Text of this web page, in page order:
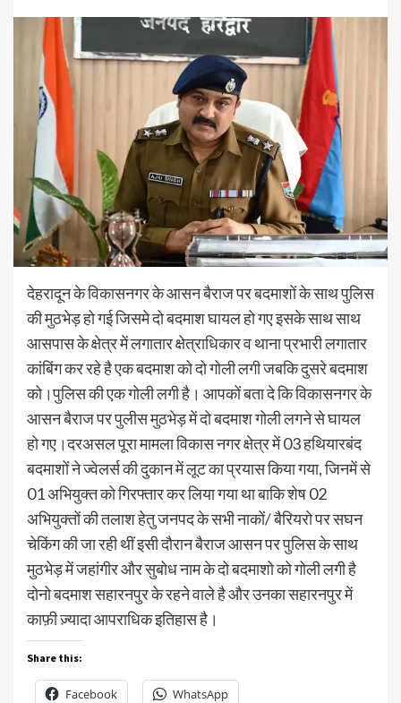
देहरादून के विकासनगर के आसन बैराज पर बदमाशों के साथ पुलिस
की मुठभेड़ हो गई जिसमे दो बदमाश घायल हो गए इसके साथ साथ
आसपास के क्षेत्र में लगातार क्षेत्राधिकार व थाना प्रभारी लगातार
कांबिंग कर रहे है एक बदमाश को दो गोली लगी जबकि दुसरे बदमाश
को।पुलिस की एक गोली लगी है। आपकों बता दे कि विकासनगर के
आसन बैराज पर पुलीस मुठभेड़ में दो बदमाश गोली लगने से घायल
हो गए।दरअसल पूरा मामला विकास नगर क्षेत्र में 03 हथियारबंद
बदमाशों ने ज्वेलर्स की दुकान में लूट का प्रयास किया गया, जिनमें से
01 अभियुक्त को गिरफ्तार कर लिया गया था बाकि शेष 02
अभियुक्तों की तलाश हेतु जनपद के सभी नाकों/ बैरियरो पर सघन
चेकिंग की जा रही थीं इसी दौरान बैराज आसन पर पुलिस के साथ
मुठभेड़ में जहांगीर और सुबोध नाम के दो बदमाशो को गोली लगी है
दोनो बदमाश सहारनपुर के रहने वाले है और उनका सहारनपुर में
काफ़ी ज़्यादा आपराधिक इतिहास है।
Share this:
Facebook WhatsApp